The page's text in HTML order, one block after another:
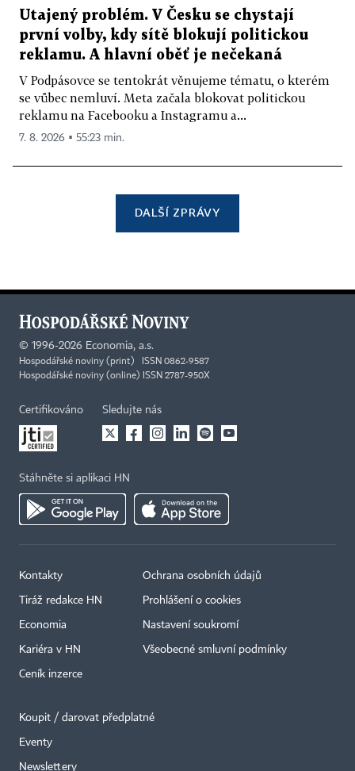
Utajený problém. V Česku se chystají
první volby, kdy sítě blokují politickou
reklamu. A hlavní oběť je nečekaná
V Podpásovce se tentokrát věnujeme tématu, o kterém
se vůbec nemluví. Meta začala blokovat politickou
reklamu na Facebooku a Instagramu a...
7. 8. 2026 ▪ 55:23 min.
DALŠÍ ZPRÁVY
© 1996-2026 Economia, a.s.
Hospodářské noviny (print) ISSN 0862-9587
Hospodářské noviny (online) ISSN 2787-950X
Certifikováno Sledujte nás
Stáhněte si aplikaci HN
Kontakty
Tiráž redakce HN
Economia
Kariéra v HN
Ceník inzerce
Ochrana osobních údajů
Prohlášení o cookies
Nastavení soukromí
Všeobecné smluvní podmínky
Koupit / darovat předplatné
Eventy
Newslettery